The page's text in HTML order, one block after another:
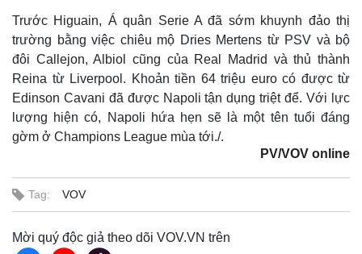
Quan sát
Cuộc sống đó đây
Hồ sơ
Video
E-Magazine
Infographic
Trước Higuain, Á quân Serie A đã sớm khuynh đảo thị
trường bằng việc chiêu mộ Dries Mertens từ PSV và bộ
đôi Callejon, Albiol cũng của Real Madrid và thủ thành
Reina từ Liverpool. Khoản tiền 64 triệu euro có được từ
Edinson Cavani đã được Napoli tận dụng triệt để. Với lực
lượng hiện có, Napoli hứa hẹn sẽ là một tên tuổi đáng
gờm ở Champions League mùa tới./.
PV/VOV online
Tag: VOV
Mời quý độc giả theo dõi VOV.VN trên